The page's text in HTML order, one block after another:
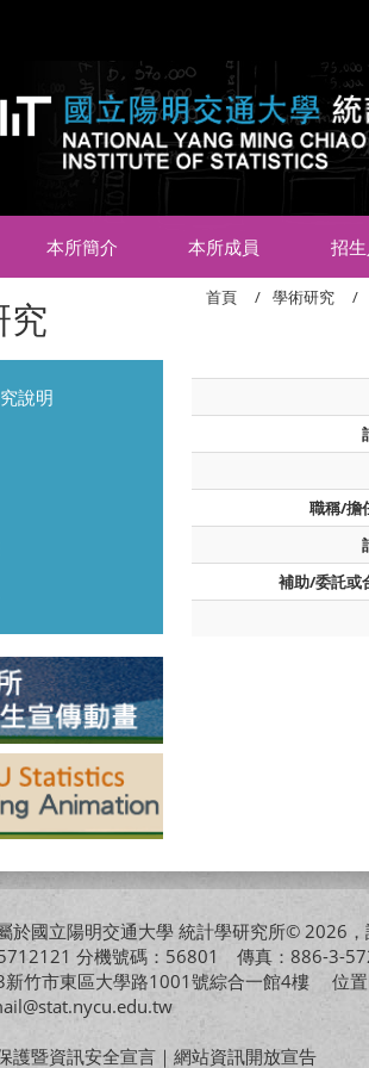
本所簡介 本所成員 招
究
說明
首頁 學術研究
職稱/擔
補助/委託或
於國立陽明交通大學 統計學研究所© 2026，
分機號碼：56801 傳真：886-3-
新竹市東區大學路1001號綜合一館4樓 位
護暨資訊安全宣言 ｜ 網站資訊開放宣告